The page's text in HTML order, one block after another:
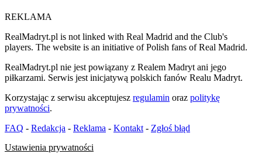
REKLAMA
RealMadryt.pl is not linked with Real Madrid and the Club's
players. The website is an initiative of Polish fans of Real Madrid.
RealMadryt.pl nie jest powiązany z Realem Madryt ani jego
piłkarzami. Serwis jest inicjatywą polskich fanów Realu Madryt.
Korzystając z serwisu akceptujesz regulamin oraz politykę
prywatności.
FAQ - Redakcja - Reklama - Kontakt - Zgłoś błąd
Ustawienia prywatności